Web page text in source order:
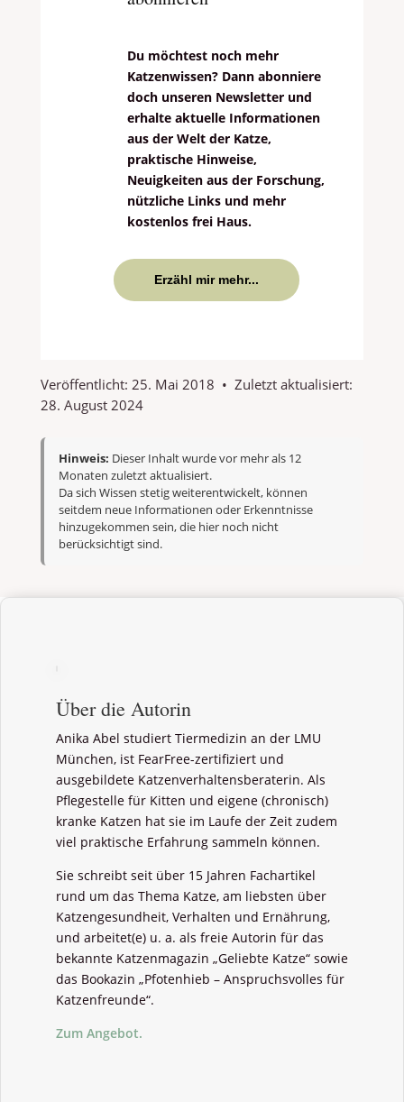
Du möchtest noch mehr
Katzenwissen? Dann abonniere
doch unseren Newsletter und
erhalte aktuelle Informationen
aus der Welt der Katze,
praktische Hinweise,
Neuigkeiten aus der Forschung,
nützliche Links und mehr
kostenlos frei Haus.
Erzähl mir mehr...
Veröffentlicht: 25. Mai 2018 • Zuletzt aktualisiert:
28. August 2024
Hinweis: Dieser Inhalt wurde vor mehr als 12
Monaten zuletzt aktualisiert.
Da sich Wissen stetig weiterentwickelt, können
seitdem neue Informationen oder Erkenntnisse
hinzugekommen sein, die hier noch nicht
berücksichtigt sind.
Über die Autorin
Anika Abel studiert Tiermedizin an der LMU
München, ist FearFree-zertifiziert und
ausgebildete Katzenverhaltensberaterin. Als
Pflegestelle für Kitten und eigene (chronisch)
kranke Katzen hat sie im Laufe der Zeit zudem
viel praktische Erfahrung sammeln können.
Sie schreibt seit über 15 Jahren Fachartikel
rund um das Thema Katze, am liebsten über
Katzengesundheit, Verhalten und Ernährung,
und arbeitet(e) u. a. als freie Autorin für das
bekannte Katzenmagazin „Geliebte Katze“ sowie
das Bookazin „Pfotenhieb – Anspruchsvolles für
Katzenfreunde“.
Zum Angebot.